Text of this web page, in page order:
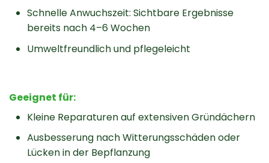
Schnelle Anwuchszeit: Sichtbare Ergebnisse
bereits nach 4–6 Wochen
Umweltfreundlich und pflegeleicht
Geeignet für:
Kleine Reparaturen auf extensiven Gründächern
Ausbesserung nach Witterungsschäden oder
Lücken in der Bepflanzung